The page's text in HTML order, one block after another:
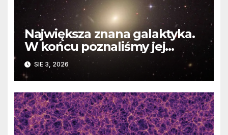
Największa znana galaktyka.
W końcu poznaliśmy jej
faktyczne wymiary
SIE 3, 2026